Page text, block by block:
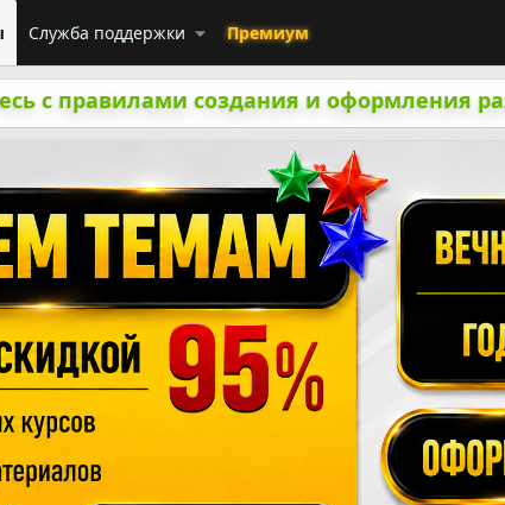
Служба поддержки Премиум
с правилами создания и оформления